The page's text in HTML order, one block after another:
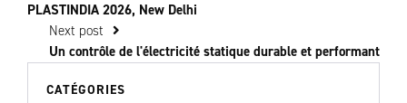
PLASTINDIA 2026, New Delhi
Next post
Un contrôle de l'électricité statique durable et performant
CATÉGORIES